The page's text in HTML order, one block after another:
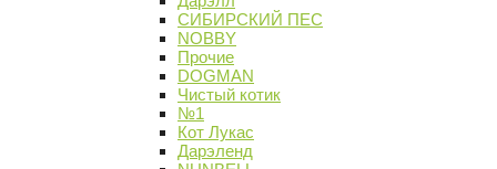
СИБИРСКИЙ ПЕС
NOBBY
Прочие
DOGMAN
Чистый котик
№1
Кот Лукас
Дарэленд